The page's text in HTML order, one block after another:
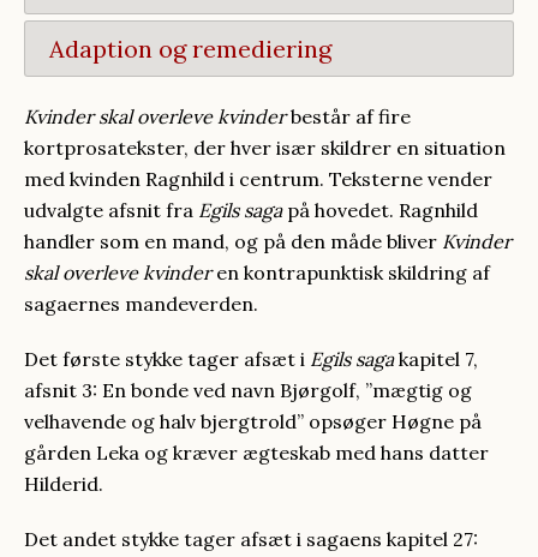
Adaption og remediering
Kvinder skal overleve kvinderbestår af fire
kortprosatekster, der hver især skildrer en situation
med kvinden Ragnhild i centrum. Teksterne vender
udvalgte afsnit fra Egils sagapå hovedet. Ragnhild
handler som en mand, og på den måde bliver Kvinder
skal overleve kvinderen kontrapunktisk skildring af
sagaernes mandeverden.
Det første stykke tager afsæt i Egils sagakapitel 7,
afsnit 3: En bonde ved navn Bjørgolf, ”mægtig og
velhavende og halv bjergtrold” opsøger Høgne på
gården Leka og kræver ægteskab med hans datter
Hilderid.
Det andet stykke tager afsæt i sagaens kapitel 27: